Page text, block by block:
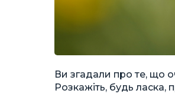
Ви згадали про те, що
Розкажіть, будь ласка,